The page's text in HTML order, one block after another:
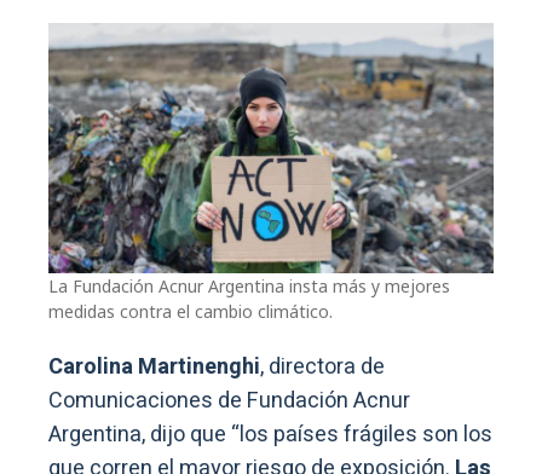
La Fundación Acnur Argentina insta más y mejores
medidas contra el cambio climático.
Carolina Martinenghi, directora de
Comunicaciones de Fundación Acnur
Argentina, dijo que “los países frágiles son los